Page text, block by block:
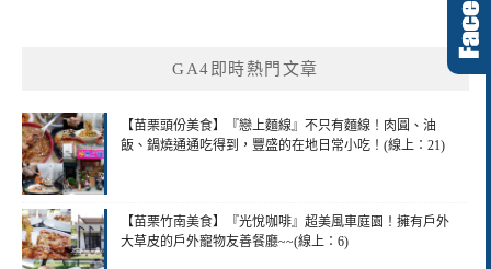
GA4即時熱門文章
【苗栗頭份美食】『戀上麵線』不只有麵線！肉圓、油
飯、鍋燒通通吃得到，豐盛的在地日常小吃！(線上：21)
【苗栗竹南美食】『光悅咖啡』超美風車庭園！擁有戶外
大草皮的戶外寵物友善餐廳~~(線上：6)